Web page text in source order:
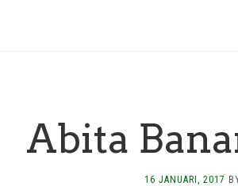
Abita
16 JANUARI, 2017